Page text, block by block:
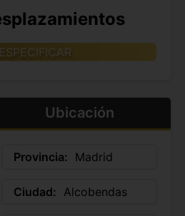
Ubicación
Provincia: Madrid
Ciudad: Alcobendas